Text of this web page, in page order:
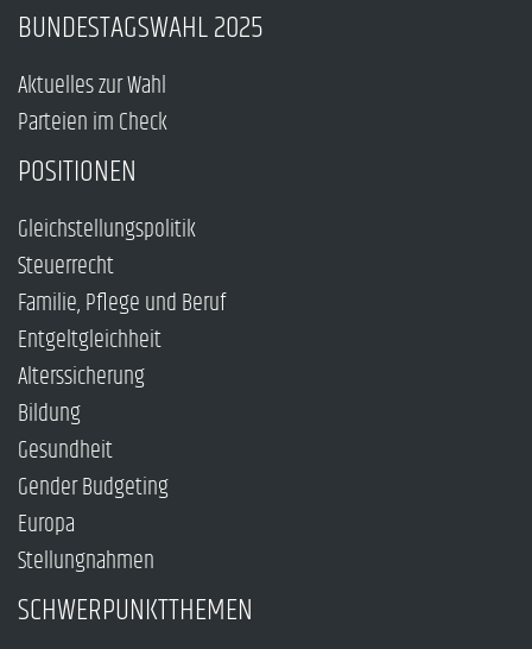
BUNDESTAGSWAHL 2025
Aktuelles zur Wahl
Parteien im Check
POSITIONEN
Gleichstellungspolitik
Steuerrecht
Familie, Pflege und Beruf
Entgeltgleichheit
Alterssicherung
Bildung
Gesundheit
Gender Budgeting
Europa
Stellungnahmen
SCHWERPUNKTTHEMEN